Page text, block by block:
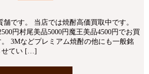
です。 当店では焼酎高価買取中です。
円村尾美品5000円魔王美品4500円でお買
3Mなどプレミアム焼酎の他にも一般銘
せてい […]